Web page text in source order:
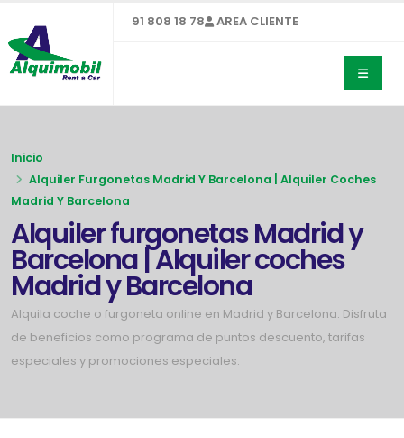
91 808 18 78 AREA CLIENTE
Inicio
Alquiler Furgonetas Madrid Y Barcelona | Alquiler Coches
Madrid Y Barcelona
Alquiler furgonetas Madrid y
Barcelona | Alquiler coches
Madrid y Barcelona
Alquila coche o furgoneta online en Madrid y Barcelona. Disfruta
de beneficios como programa de puntos descuento, tarifas
especiales y promociones especiales.